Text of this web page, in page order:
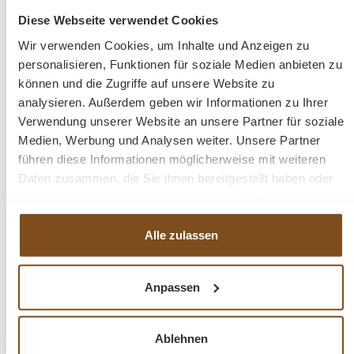
Diese Webseite verwendet Cookies
Wir verwenden Cookies, um Inhalte und Anzeigen zu
personalisieren, Funktionen für soziale Medien anbieten zu
können und die Zugriffe auf unsere Website zu
analysieren. Außerdem geben wir Informationen zu Ihrer
Verwendung unserer Website an unsere Partner für soziale
Medien, Werbung und Analysen weiter. Unsere Partner
führen diese Informationen möglicherweise mit weiteren
Daten zusammen, die Sie ihnen bereitgestellt haben oder
haben.
Alle zulassen
Anpassen
Ablehnen
fertig montiert
Landhaus-Stil
Massivholz
Venedig
TV-Schrank
recyceltem Teakholz, White Wash
Gewicht: 59 kg
Menü schließen
Produktinformationen "Venedig TV-Schrank
DieserTV-Schrankaus der Serie Venedig wird auf
traditionelle Weise aus Teakholz hergestellt. Das
gealterte Holz verleiht diesemFernseh-Schrank
Ähnliche Produkte